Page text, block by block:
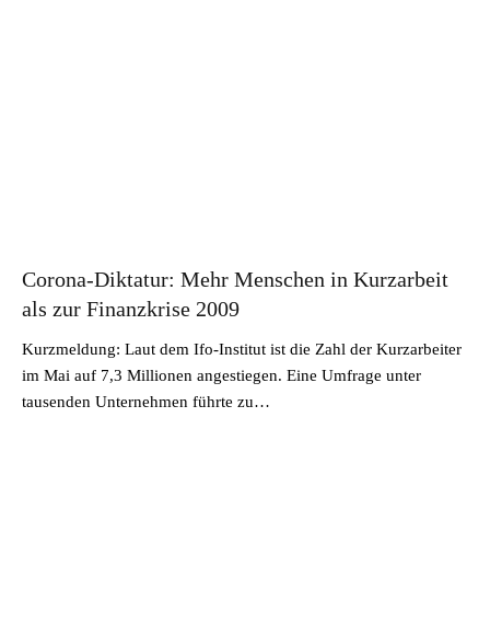
Corona-Diktatur: Mehr Menschen in Kurzarbeit
als zur Finanzkrise 2009
Kurzmeldung: Laut dem Ifo-Institut ist die Zahl der Kurzarbeiter
im Mai auf 7,3 Millionen angestiegen. Eine Umfrage unter
tausenden Unternehmen führte zu…